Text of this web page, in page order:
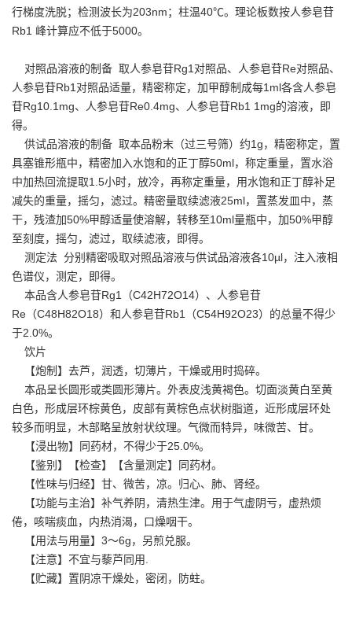
行梯度洗脱；检测波长为203nm；柱温40℃。理论板数按人参皂苷
Rb1 峰计算应不低于5000。
对照品溶液的制备 取人参皂苷Rg1对照品、人参皂苷Re对照品、
人参皂苷Rb1对照品适量，精密称定，加甲醇制成每1ml各含人参皂
苷Rg10.1mg、人参皂苷Re0.4mg、人参皂苷Rb1 1mg的溶液，即
得。
供试品溶液的制备 取本品粉末（过三号筛）约1g，精密称定，置
具塞锥形瓶中，精密加入水饱和的正丁醇50ml，称定重量，置水浴
中加热回流提取1.5小时，放冷，再称定重量，用水饱和正丁醇补足
减失的重量，摇匀，滤过。精密量取续滤液25ml，置蒸发皿中，蒸
干，残渣加50%甲醇适量使溶解，转移至10ml量瓶中，加50%甲醇
至刻度，摇匀，滤过，取续滤液，即得。
测定法 分别精密吸取对照品溶液与供试品溶液各10µl，注入液相
色谱仪，测定，即得。
本品含人参皂苷Rg1（C42H72O14）、人参皂苷
Re（C48H82O18）和人参皂苷Rb1（C54H92O23）的总量不得少
于2.0%。
饮片
【炮制】去芦，润透，切薄片，干燥或用时捣碎。
本品呈长圆形或类圆形薄片。外表皮浅黄褐色。切面淡黄白至黄
白色，形成层环棕黄色，皮部有黄棕色点状树脂道，近形成层环处
较多而明显，木部略呈放射状纹理。气微而特异，味微苦、甘。
【浸出物】同药材，不得少于25.0%。
【鉴别】【检查】【含量测定】同药材。
【性味与归经】甘、微苦，凉。归心、肺、肾经。
【功能与主治】补气养阴，清热生津。用于气虚阴亏，虚热烦
倦，咳喘痰血，内热消渴，口燥咽干。
【用法与用量】3～6g，另煎兑服。
【注意】不宜与藜芦同用.
【贮藏】置阴凉干燥处，密闭，防蛀。